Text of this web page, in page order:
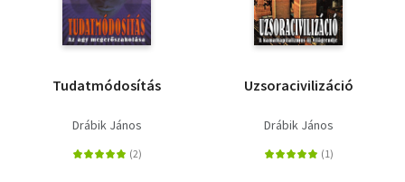
Tudatmódosítás
Drábik János
Uzsoracivilizáció
Drábik János